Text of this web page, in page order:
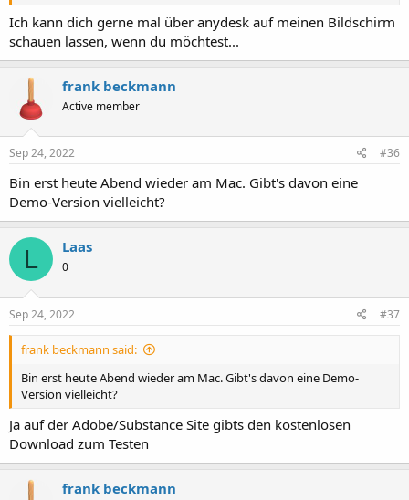
Ich kann dich gerne mal über anydesk auf meinen Bildschirm
schauen lassen, wenn du möchtest...
frank beckmann
Active member
Sep 24, 2022 #36
Bin erst heute Abend wieder am Mac. Gibt's davon eine
Demo-Version vielleicht?
L Laas
0
Sep 24, 2022 #37
frank beckmann said:
Bin erst heute Abend wieder am Mac. Gibt's davon eine Demo-
Version vielleicht?
Ja auf der Adobe/Substance Site gibts den kostenlosen
Download zum Testen
frank beckmann